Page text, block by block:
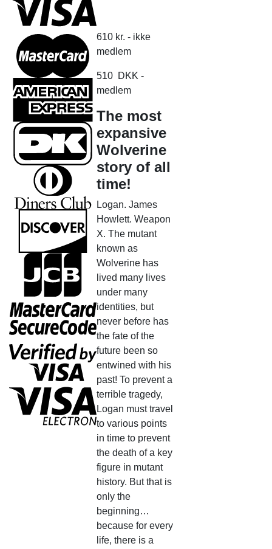
610 kr. - ikke
medlem
510 DKK -
medlem
The most
expansive
Wolverine
story of all
time!
Logan. James
Howlett. Weapon
X. The mutant
known as
Wolverine has
lived many lives
under many
identities, but
never before has
the fate of the
future been so
entwined with his
past! To prevent a
terrible tragedy,
Logan must travel
to various points
in time to prevent
the death of a key
figure in mutant
history. But that is
only the
beginning…
because for every
life, there is a